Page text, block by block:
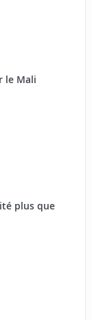
le Mali
plus que